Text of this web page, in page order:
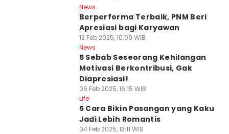
News
Berperforma Terbaik, PNM Beri
Apresiasi bagi Karyawan
12 Feb 2025, 10:09 WIB
News
5 Sebab Seseorang Kehilangan
Motivasi Berkontribusi, Gak
Diapresiasi!
06 Feb 2025, 16:15 WIB
Life
5 Cara Bikin Pasangan yang Kaku
Jadi Lebih Romantis
04 Feb 2025, 13:11 WIB